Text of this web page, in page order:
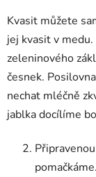
Kvasit můžete
jej kvasit v
zeleninového
česnek.
nechat mléčně
jablka docílíme